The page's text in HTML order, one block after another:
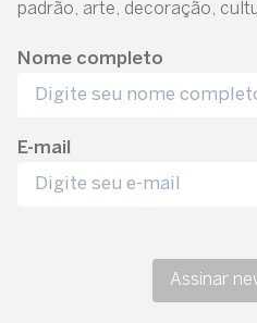
padrão, arte, decoração,
Nome completo
E-mail
Assinar